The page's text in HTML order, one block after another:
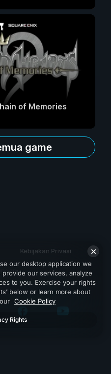
of Memories
game
Kebijakan Privasi
our desktop application we
our services, analyze
to you. Exercise your rights
below or learn more about
Cookie Policy
Rights